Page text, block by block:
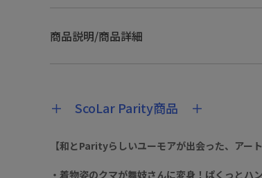
商品説明/商品詳細
＋ ScoLar Parity商品 ＋
【和とParityらしいユーモアが出会った、アー
・着物姿のクマが舞妓さんに変身！ぱくっと